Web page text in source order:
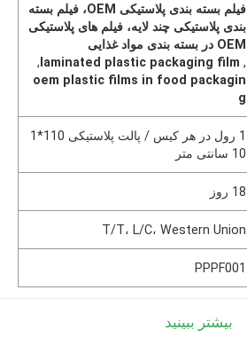
فیلم بسته بندی پلاستیکی OEM، فیلم بسته
بندی پلاستیکی چند لایه، فیلم های پلاستیکی
OEM در بسته بندی مواد غذایی
,
laminated plastic packaging film
,
oem plastic films in food packagin
g
1 رول در هر کیس / پالت پلاستیکی 110*1
10 سانتی متر
18 روز
T/T، L/C، Western Union
PPPF001
بیشتر ببینید